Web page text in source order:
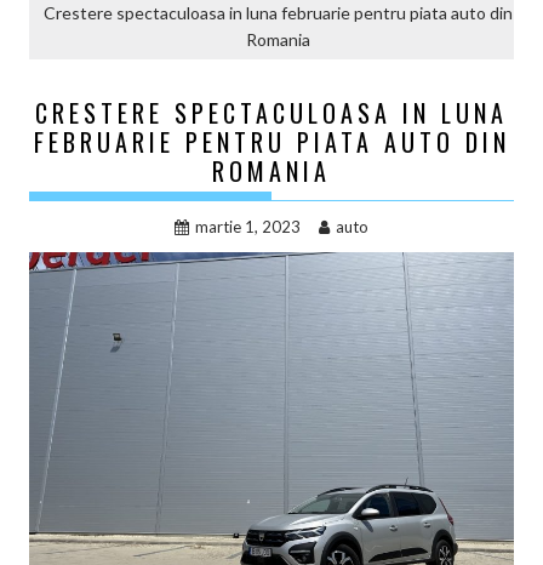
Crestere spectaculoasa in luna februarie pentru piata auto din
Romania
CRESTERE SPECTACULOASA IN LUNA
FEBRUARIE PENTRU PIATA AUTO DIN
ROMANIA
martie 1, 2023 auto